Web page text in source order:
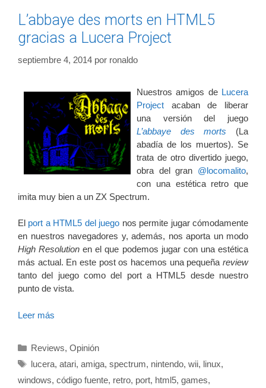
L’abbaye des morts en HTML5
gracias a Lucera Project
septiembre 4, 2014 por ronaldo
Nuestros amigos de Lucera
Project acaban de liberar
una versión del juego
L’abbaye des morts (La
abadía de los muertos). Se
trata de otro divertido juego,
obra del gran @locomalito,
con una estética retro que
imita muy bien a un ZX Spectrum.
El port a HTML5 del juego nos permite jugar cómodamente
en nuestros navegadores y, además, nos aporta un modo
High Resolution en el que podemos jugar con una estética
más actual. En este post os hacemos una pequeña review
tanto del juego como del port a HTML5 desde nuestro
punto de vista.
Leer más
Categorías
Reviews, Opinión
Etiquetas
lucera, atari, amiga, spectrum, nintendo, wii, linux,
windows, código fuente, retro, port, html5, games,